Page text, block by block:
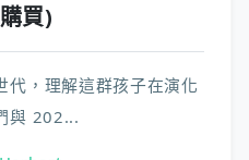
買)
代，理解這群孩子在演化
與 202...